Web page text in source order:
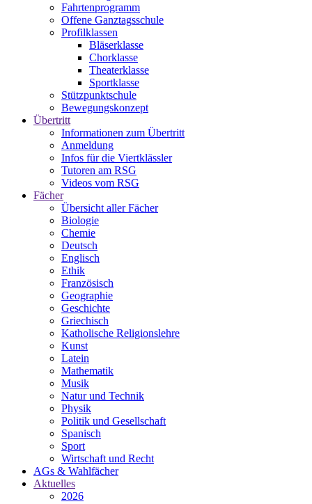
Fahrtenprogramm
Offene Ganztagsschule
Profilklassen
Bläserklasse
Chorklasse
Theaterklasse
Sportklasse
Stützpunktschule
Bewegungskonzept
Übertritt
Informationen zum Übertritt
Anmeldung
Infos für die Viertklässler
Tutoren am RSG
Videos vom RSG
Fächer
Übersicht aller Fächer
Biologie
Chemie
Deutsch
Englisch
Ethik
Französisch
Geographie
Geschichte
Griechisch
Katholische Religionslehre
Kunst
Latein
Mathematik
Musik
Natur und Technik
Physik
Politik und Gesellschaft
Spanisch
Sport
Wirtschaft und Recht
AGs & Wahlfächer
Aktuelles
2026